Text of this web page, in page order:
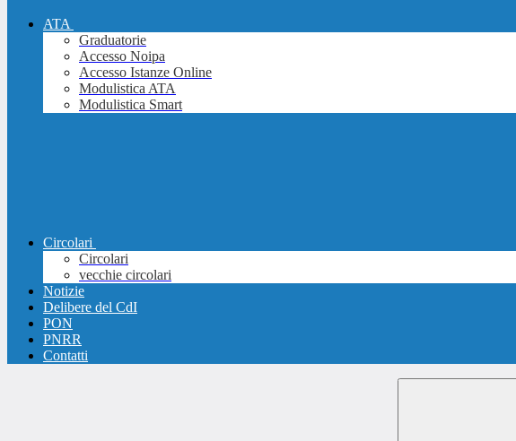
ATA
Graduatorie
Accesso Noipa
Accesso Istanze Online
Modulistica ATA
Modulistica Smart
Circolari
Circolari
vecchie circolari
Notizie
Delibere del CdI
PON
PNRR
Contatti